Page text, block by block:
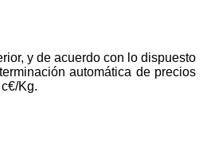
y de acuerdo con lo dispuesto
automática de precios
Kg.